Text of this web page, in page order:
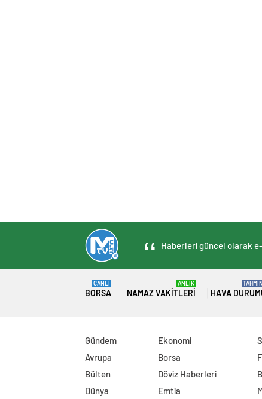
Haberleri güncel olarak
BORSA
CANLI
NAMAZ VAKITLERI
ANLIK
HAVA
Gündem
Avrupa
Bülten
Dünya
Ekonomi
Borsa
Döviz Haberleri
Emtia